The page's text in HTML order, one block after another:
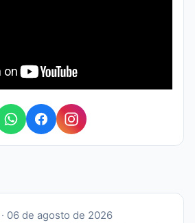
· 06 de agosto de 2026